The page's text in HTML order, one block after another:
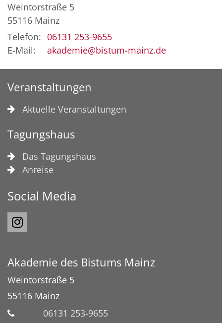
Weintorstraße 5
55116 Mainz
Telefon: 06131 253-9655
E-Mail:
akademie@bistum-mainz.de
Veranstaltungen
Aktuelle Veranstaltungen
Tagungshaus
Das Tagungshaus
Anreise
Social Media
Akademie des Bistums Mainz
Weintorstraße 5
55116 Mainz
06131 253-9655